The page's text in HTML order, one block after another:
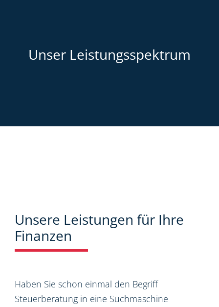
Unser Leistungsspektrum
Unsere Leistungen für Ihre
Finanzen
Haben Sie schon einmal den Begriff
Steuerberatung in eine Suchmaschine